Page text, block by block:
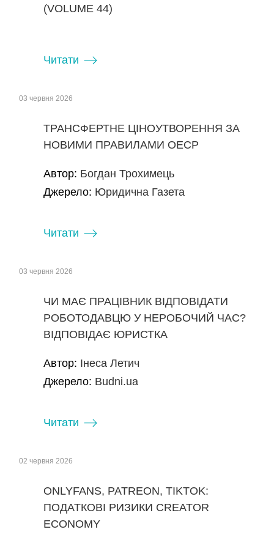
(VOLUME 44)
Читати
03 червня 2026
ТРАНСФЕРТНЕ ЦІНОУТВОРЕННЯ ЗА
НОВИМИ ПРАВИЛАМИ ОЕСР
Автор: Богдан Трохимець
Джерело: Юридична Газета
Читати
03 червня 2026
ЧИ МАЄ ПРАЦІВНИК ВІДПОВІДАТИ
РОБОТОДАВЦЮ У НЕРОБОЧИЙ ЧАС?
ВІДПОВІДАЄ ЮРИСТКА
Автор: Інеса Летич
Джерело: Budni.ua
Читати
02 червня 2026
ONLYFANS, PATREON, TIKTOK:
ПОДАТКОВІ РИЗИКИ CREATOR
ECONOMY